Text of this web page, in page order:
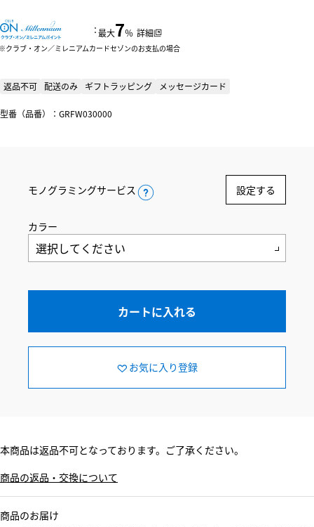
：最大7％ 詳細
クラブ・オン／ミレニアムカードセゾンのお支払の場合
返品不可 配送のみ ギフトラッピング メッセージカード
型番（品番）：GRFW030000
モノグラミングサービス 設定する
カラー
カートに入れる
お気に入り登録
本商品は返品不可となっております。ご了承ください。
商品の返品・交換について
商品のお届け